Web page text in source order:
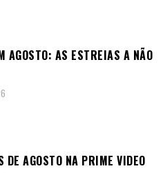
AGOSTO: AS ESTREIAS A NÃO
DE AGOSTO NA PRIME VIDEO